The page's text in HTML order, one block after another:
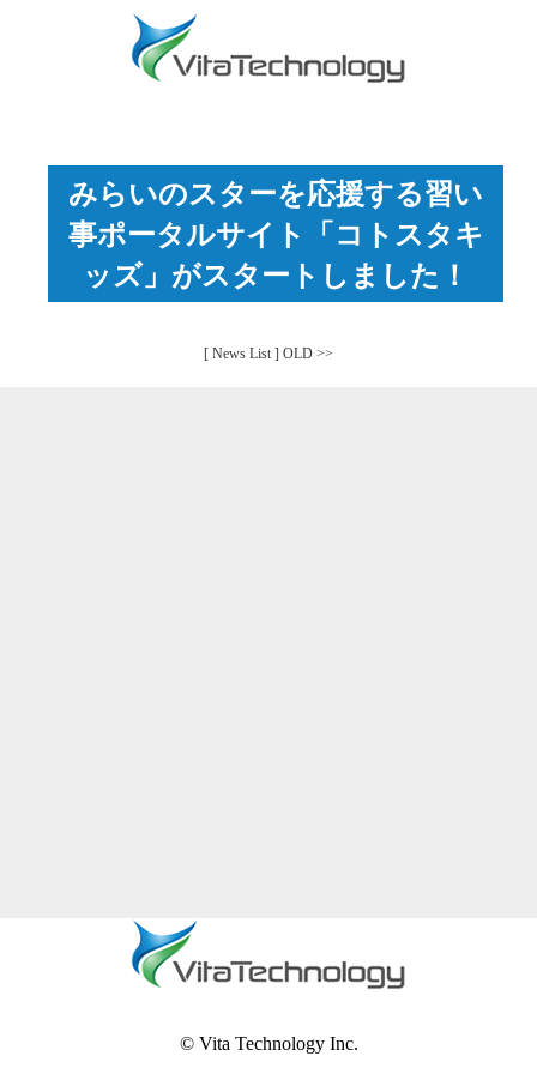
みらいのスターを応援する習い
事ポータルサイト「コトスタキ
ッズ」がスタートしました！
[ News List ] OLD >>
© Vita Technology Inc.